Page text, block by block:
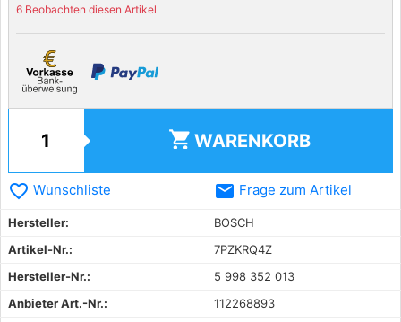
6 Beobachten diesen Artikel
shopping_cart WARENKORB
favorite_border Wunschliste email Frage zum Artikel
Hersteller:
BOSCH
Artikel-Nr.:
7PZKRQ4Z
Hersteller-Nr.:
5 998 352 013
Anbieter Art.-Nr.:
112268893